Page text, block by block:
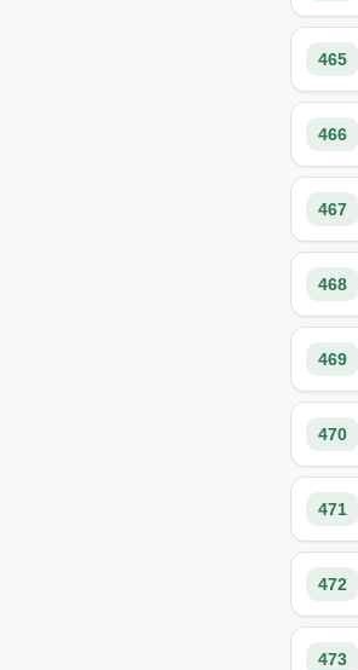
465
466
467
468
469
470
471
472
473